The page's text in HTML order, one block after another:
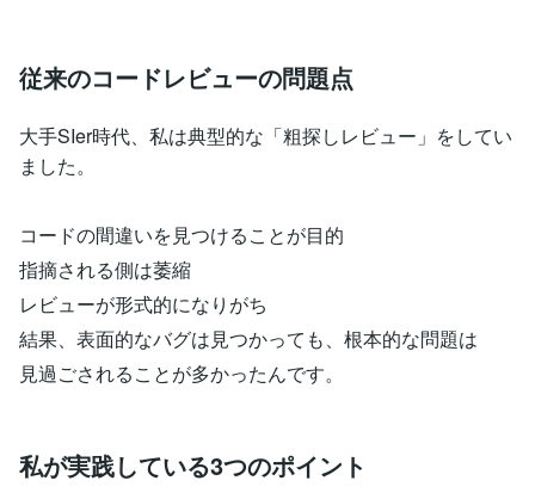
従来のコードレビューの問題点
大手SIer時代、私は典型的な「粗探しレビュー」をしてい
ました。
コードの間違いを見つけることが目的
指摘される側は萎縮
レビューが形式的になりがち
結果、表面的なバグは見つかっても、根本的な問題は
見過ごされることが多かったんです。
私が実践している3つのポイント